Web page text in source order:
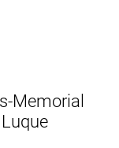
Memorial